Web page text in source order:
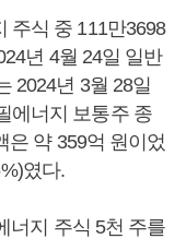
주식 중 111만3698
년 4월 24일 일반
2024년 3월 28일
에너지 보통주 종
은 약 359억 원이었
였다.
너지 주식 5천 주를